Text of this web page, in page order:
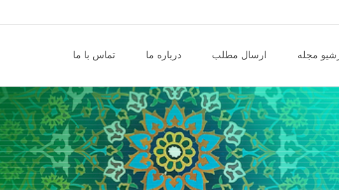
مجله ارسال مطلب درباره ما تماس با ما